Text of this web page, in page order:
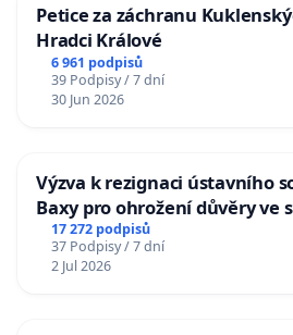
Petice za záchranu
Hradci Králové
6 961 podpisů
39 Podpisy / 7 dní
30 Jun 2026
Výzva k rezignaci ústavního
Baxy pro ohrožení důvěry ve
17 272 podpisů
37 Podpisy / 7 dní
2 Jul 2026